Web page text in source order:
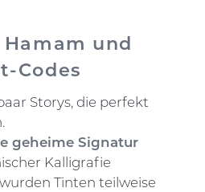
und
Codes
Storys, die perfekt
geheime Signatur
Kalligrafie
Tinten teilweise